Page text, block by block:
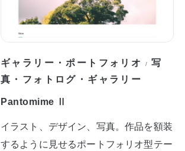
ギャラリー・ポートフォリオ /写
真・フォトログ・ギャラリー
Pantomime Ⅱ
イラスト、デザイン、写真。作品を額装
するように見せるポートフォリオ型テー